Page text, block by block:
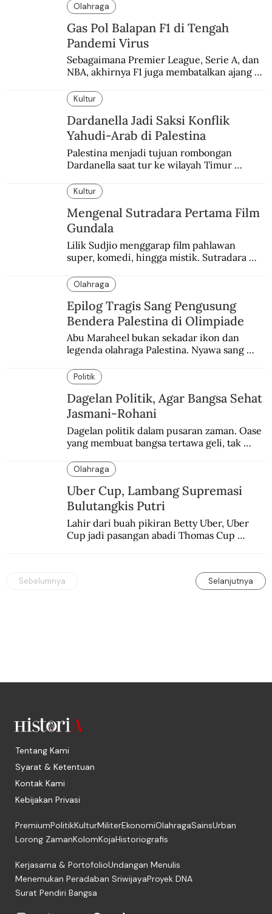
Olahraga
Gas Pol Balapan F1 di Tengah
Pandemi Virus
Sebagaimana Premier League, Serie A, dan
NBA, akhirnya F1 juga membatalkan ajang
enam dekade lampau.
Kultur
Dardanella Jadi Saksi Konflik
Yahudi-Arab di Palestina
Palestina menjadi tujuan rombongan
Dardanella saat tur ke wilayah Timur
ketegangan antara orang Yahudi dan
penduduk Arab.
Kultur
Mengenal Sutradara Pertama Film
Gundala
Lilik Sudjio menggarap film pahlawan
super, komedi, hingga mistik. Sutradara
Olahraga
Epilog Tragis Sang Pengusung
Bendera Palestina di Olimpiade
Abu Maraheel bukan sekadar ikon dan
legenda olahraga Palestina. Nyawa sang
memblokade Rafah.
Politik
Dagelan Politik, Agar Bangsa Sehat
Jasmani-Rohani
Dagelan politik dalam pusaran zaman. Oase
yang membuat bangsa tertawa geli, tak
Olahraga
Uber Cup, Lambang Supremasi
Bulutangkis Putri
Lahir dari buah pikiran Betty Uber, Uber
Cup jadi pasangan abadi Thomas Cup
Sebelumnya Selanjutnya
Tentang Kami
Syarat & Ketentuan
Kontak Kami
Kebijakan Privasi
PremiumPolitikKulturMiliterEkonomiOlahragaSainsUrban
Lorong ZamanKolomKojaHistoriografis
Kerjasama & PortofolioUndangan Menulis
Menemukan Peradaban SriwijayaProyek DNA
Surat Pendiri Bangsa